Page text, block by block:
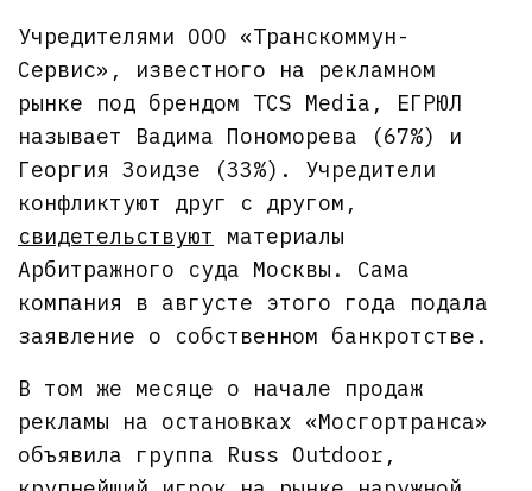
Учредителями ООО «Транскоммун-
Сервис», известного на рекламном
рынке под брендом TCS Media, ЕГРЮЛ
называет Вадима Пономорева (67%) и
Георгия Зоидзе (33%). Учредители
конфликтуют друг с другом,
свидетельствуют материалы
Арбитражного суда Москвы. Сама
компания в августе этого года подала
заявление о собственном банкротстве.
В том же месяце о начале продаж
рекламы на остановках «Мосгортранса»
объявила группа Russ Outdoor,